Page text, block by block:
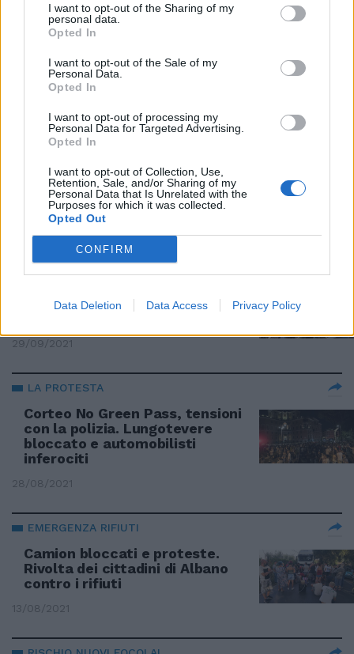
I want to opt-out of the Sharing of my
personal data.
Opted In
I want to opt-out of the Sale of my
Personal Data.
Opted In
I want to opt-out of processing my
Personal Data for Targeted Advertising.
Opted In
I want to opt-out of Collection, Use,
Retention, Sale, and/or Sharing of my
Personal Data that Is Unrelated with the
Purposes for which it was collected.
Opted Out
CONFIRM
Data Deletion Data Access Privacy Policy
VIRUS IMMOBILISMO
Caldaia rotta, la preside chiude
le coperte addosso
16/01/2022
ERA DEL COVID
protesta degli studenti: troppe
criticità su studio e trasporti
19/11/2021
LA PROTESTA
Studenti del Galilei in rivolta a
29/09/2021
LA PROTESTA
Corteo No Green Pass, tensioni
con la polizia. Lungotevere
bloccato e automobilisti
inferociti
28/08/2021
EMERGENZA RIFIUTI
Camion bloccati e proteste.
Rivolta dei cittadini di Albano
contro i rifiuti
13/08/2021